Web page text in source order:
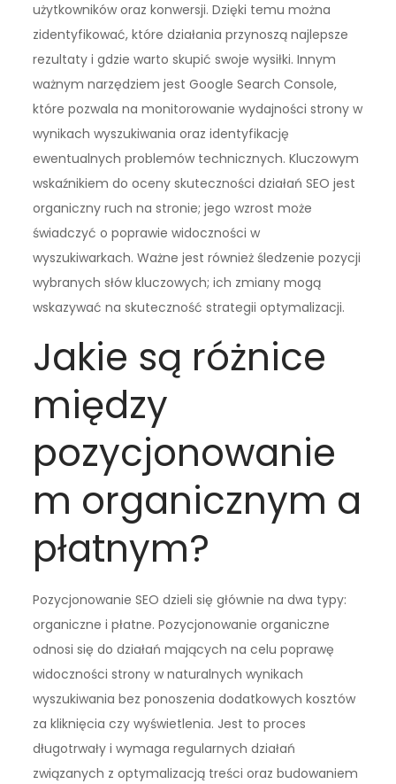
użytkowników oraz konwersji. Dzięki temu można
zidentyfikować, które działania przynoszą najlepsze
rezultaty i gdzie warto skupić swoje wysiłki. Innym
ważnym narzędziem jest Google Search Console,
które pozwala na monitorowanie wydajności strony w
wynikach wyszukiwania oraz identyfikację
ewentualnych problemów technicznych. Kluczowym
wskaźnikiem do oceny skuteczności działań SEO jest
organiczny ruch na stronie; jego wzrost może
świadczyć o poprawie widoczności w
wyszukiwarkach. Ważne jest również śledzenie pozycji
wybranych słów kluczowych; ich zmiany mogą
wskazywać na skuteczność strategii optymalizacji.
Jakie są różnice
między
pozycjonowanie
m organicznym a
płatnym?
Pozycjonowanie SEO dzieli się głównie na dwa typy:
organiczne i płatne. Pozycjonowanie organiczne
odnosi się do działań mających na celu poprawę
widoczności strony w naturalnych wynikach
wyszukiwania bez ponoszenia dodatkowych kosztów
za kliknięcia czy wyświetlenia. Jest to proces
długotrwały i wymaga regularnych działań
związanych z optymalizacją treści oraz budowaniem